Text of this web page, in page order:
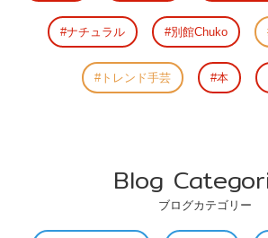
ナチュラル 別館Chuko
トレンド手芸 本
Blog
ブログカテゴリー